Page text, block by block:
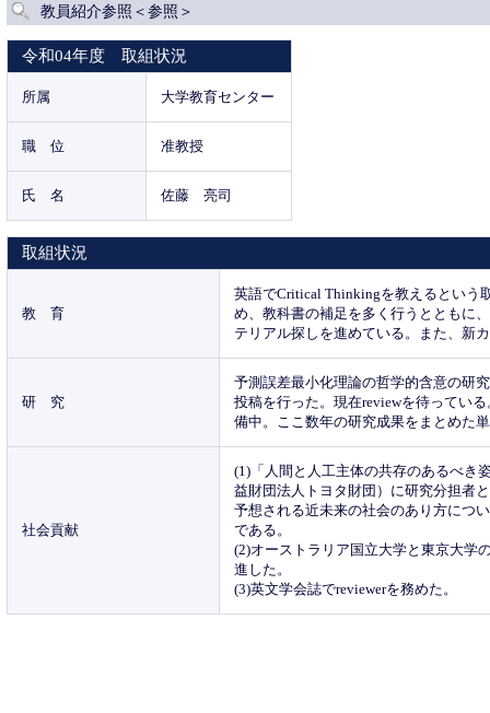
教員紹介参照＜参照＞
令和04年度 取組状況
所属 大学教育センター
職 位 准教授
氏 名 佐藤 亮司
取組状況
教 育
英語でCritical Thinkingを教えるという
め、教科書の補足を多く行うとともに
テリアル探しを進めている。また、新
研 究
予測誤差最小化理論の哲学的含意の研
投稿を行った。現在reviewを待ってい
備中。ここ数年の研究成果をまとめた
社会貢献
(1)「人間と人工主体の共存のあるべき
益財団法人トヨタ財団）に研究分担者
予想される近未来の社会のあり方につ
である。
(2)オーストラリア国立大学と東京大学
進した。
(3)英文学会誌でreviewerを務めた。